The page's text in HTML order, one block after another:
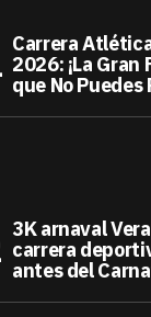
Carrera
2026: ¡La
que No Puedes
3K arnaval
carrera
antes del